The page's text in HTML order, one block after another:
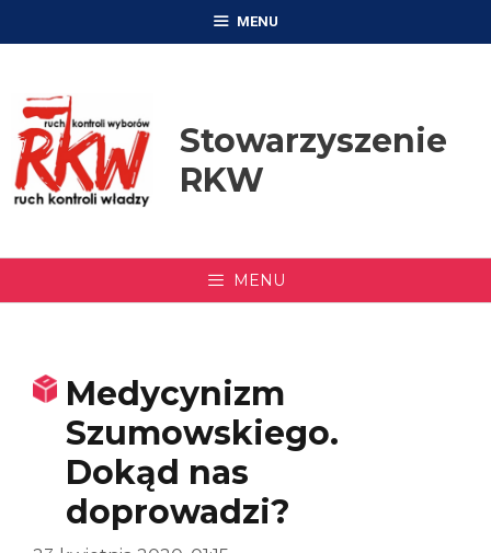
MENU
Stowarzyszenie
RKW
MENU
Medycynizm
Szumowskiego.
Dokąd nas
doprowadzi?